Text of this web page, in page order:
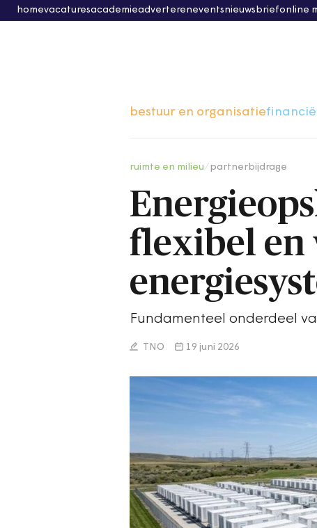
homevacaturesacademieadvertereneventsnieuwsbriefonline
bestuur en organisatie
ruimte en milieu partnerbijdrage
flexibel en
Fundamenteel onderdeel
TNO 19 juni 2026